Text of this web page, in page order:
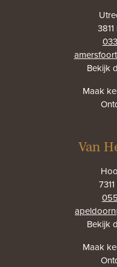
Bekijk
Maak
Van
Bekijk
Maak